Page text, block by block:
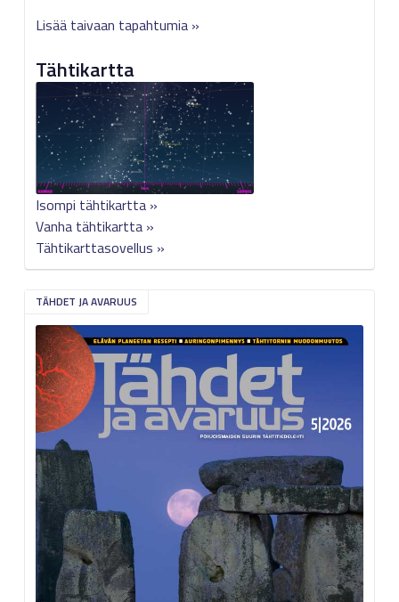
Lisää taivaan tapahtumia »
Tähtikartta
Isompi tähtikartta »
Vanha tähtikartta »
Tähtikarttasovellus »
TÄHDET JA AVARUUS